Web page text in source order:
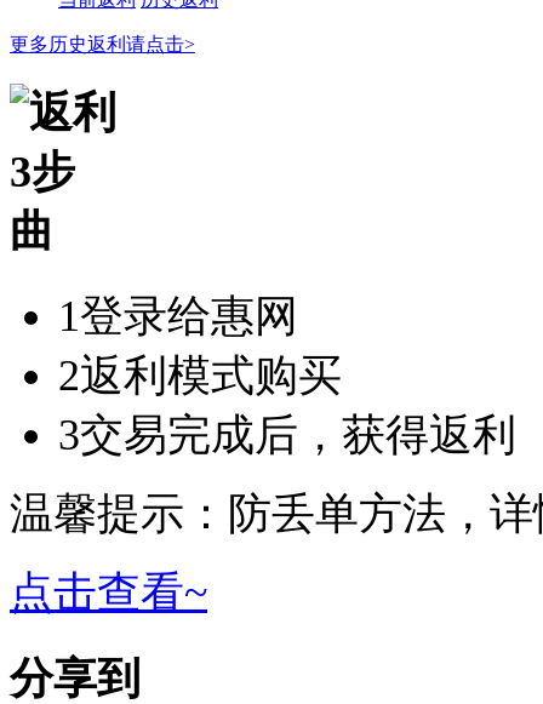
更多历史返利请点击>
1登录给惠网
2返利模式购买
3交易完成后，获得返利
温馨提示：防丢单方法，
点击查看~
分享到